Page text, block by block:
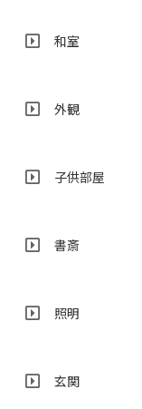
和室
外観
子供部屋
書斎
照明
玄関